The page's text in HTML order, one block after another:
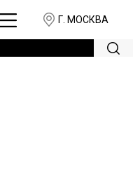
Г. МОСКВА